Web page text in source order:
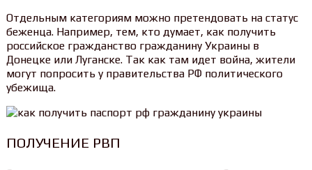
Отдельным категориям можно претендовать на статус
беженца. Например, тем, кто думает, как получить
российское гражданство гражданину Украины в
Донецке или Луганске. Так как там идет война, жители
могут попросить у правительства РФ политического
убежища.
ПОЛУЧЕНИЕ РВП